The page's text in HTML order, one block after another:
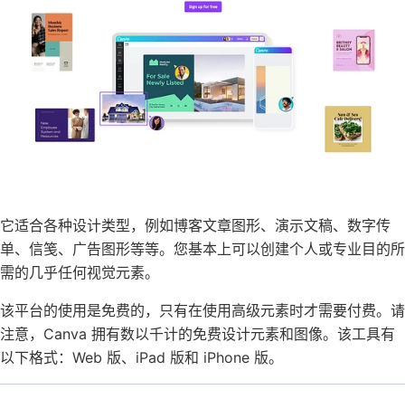
它适合各种设计类型，例如博客文章图形、演示文稿、数字传
单、信笺、广告图形等等。您基本上可以创建个人或专业目的所
需的几乎任何视觉元素。
该平台的使用是免费的，只有在使用高级元素时才需要付费。请
注意，Canva 拥有数以千计的免费设计元素和图像。该工具有
以下格式：Web 版、iPad 版和 iPhone 版。